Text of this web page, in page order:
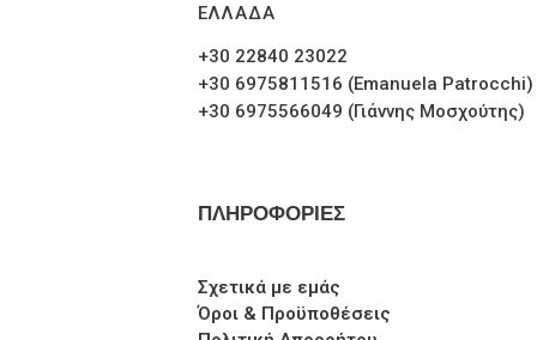
ΕΛΛΑΔΑ
+30 22840 23022
+30 6975811516 (Emanuela Patrocchi)
+30 6975566049 (Γιάννης Μοσχούτης)
ΠΛΗΡΟΦΟΡΙΕΣ
Σχετικά με εμάς
Όροι & Προϋποθέσεις